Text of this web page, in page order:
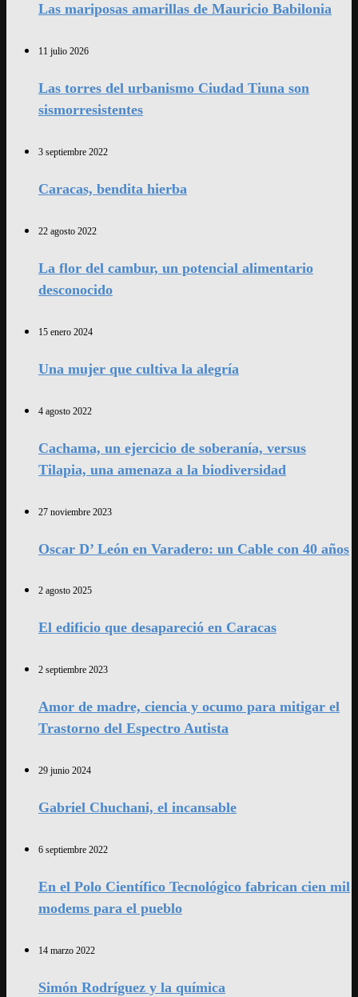
Las mariposas amarillas de Mauricio Babilonia
11 julio 2026
Las torres del urbanismo Ciudad Tiuna son
sismorresistentes
3 septiembre 2022
Caracas, bendita hierba
22 agosto 2022
La flor del cambur, un potencial alimentario
desconocido
15 enero 2024
Una mujer que cultiva la alegría
4 agosto 2022
Cachama, un ejercicio de soberanía, versus
Tilapia, una amenaza a la biodiversidad
27 noviembre 2023
Oscar D’ León en Varadero: un Cable con 40 años
2 agosto 2025
El edificio que desapareció en Caracas
2 septiembre 2023
Amor de madre, ciencia y ocumo para mitigar el
Trastorno del Espectro Autista
29 junio 2024
Gabriel Chuchani, el incansable
6 septiembre 2022
En el Polo Científico Tecnológico fabrican cien mil
modems para el pueblo
14 marzo 2022
Simón Rodríguez y la química